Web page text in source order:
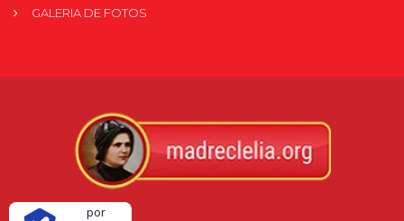
GALERIA DE FOTOS
por